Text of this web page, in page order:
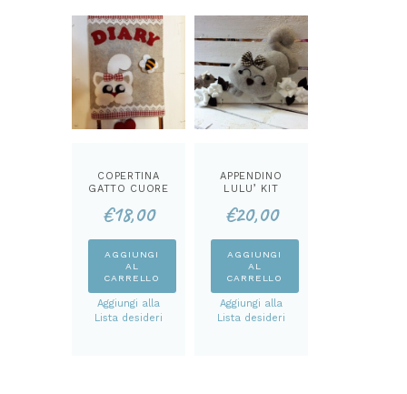
COPERTINA
GATTO CUORE
€18,00
AGGIUNGI
AL
CARRELLO
Aggiungi alla
Lista desideri
APPENDINO
LULU’ KIT
€20,00
AGGIUNGI
AL
CARRELLO
Aggiungi alla
Lista desideri